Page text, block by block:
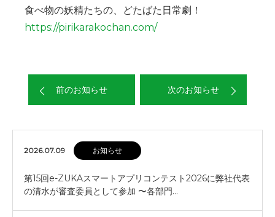
食べ物の妖精たちの、どたばた日常劇！
https://pirikarakochan.com/
前のお知らせ 次のお知らせ
2026.07.09 お知らせ
第15回e-ZUKAスマートアプリコンテスト2026に弊社代表
の清水が審査委員として参加 〜各部門…